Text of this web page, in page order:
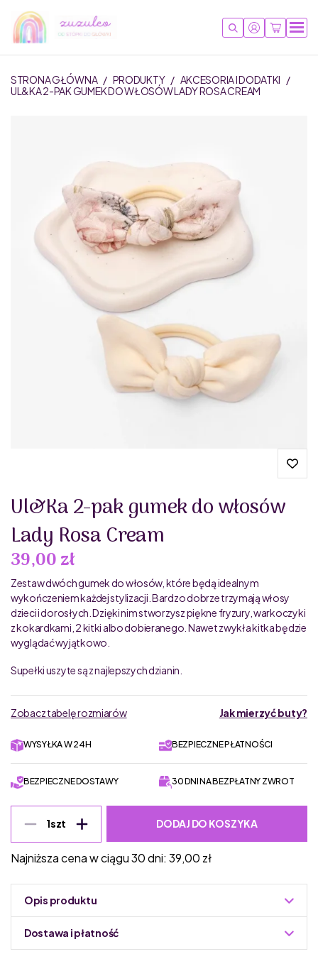
STRONA GŁÓWNA / PRODUKTY / AKCESORIA I DODATKI /
UL&KA 2-PAK GUMEK DO WŁOSÓW LADY ROSA CREAM
Ul&Ka 2-pak gumek do włosów
Lady Rosa Cream
39,00 zł
Zestaw dwóch gumek do włosów, które będą idealnym
wykończeniem każdej stylizacji. Bardzo dobrze trzymają włosy
dzieci i dorosłych. Dzięki nim stworzysz piękne fryzury, warkoczyki
z kokardkami, 2 kitki albo dobieranego. Nawet zwykła kitka będzie
wyglądać wyjątkowo.
Supełki uszyte są z najlepszych dzianin.
Zobacz tabelę rozmiarów Jak mierzyć buty?
WYSYŁKA W 24H BEZPIECZNE PŁATNOŚCI
BEZPIECZNE DOSTAWY 30 DNI NA BEZPŁATNY ZWROT
1szt DODAJ DO KOSZYKA
Najniższa cena w ciągu 30 dni: 39,00 zł
Opis produktu
Dostawa i płatność